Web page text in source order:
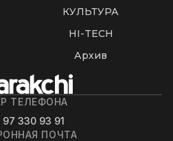
КУЛЬТУРА
HI-TECH
Архив
ТЕЛЕФОНА
330 93 91
ПОЧТА